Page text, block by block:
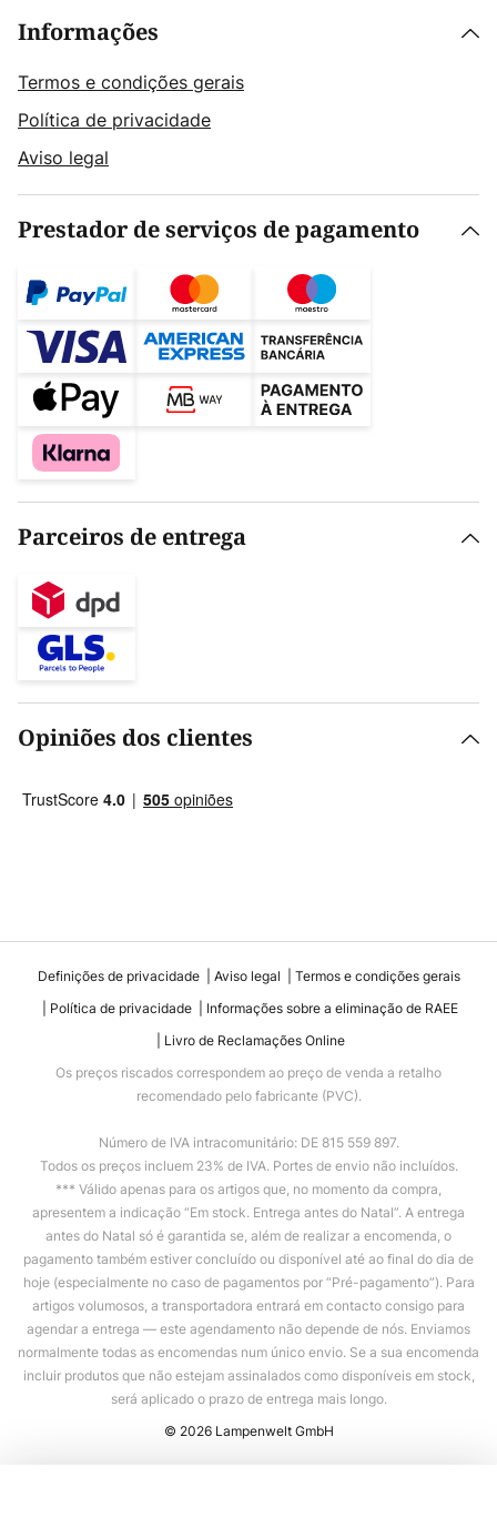
Informações
Termos e condições gerais
Política de privacidade
Aviso legal
Prestador de serviços de pagamento
Parceiros de entrega
Opiniões dos clientes
Definições de privacidade Aviso legal
Termos e condições gerais
Política de privacidade
Informações sobre a eliminação de RAEE
Livro de Reclamações Online
Os preços riscados correspondem ao preço de venda a retalho
recomendado pelo fabricante (PVC).
Número de IVA intracomunitário: DE 815 559 897.
Todos os preços incluem 23% de IVA. Portes de envio não incluídos.
*** Válido apenas para os artigos que, no momento da compra,
apresentem a indicação “Em stock. Entrega antes do Natal”. A entrega
antes do Natal só é garantida se, além de realizar a encomenda, o
pagamento também estiver concluído ou disponível até ao final do dia de
hoje (especialmente no caso de pagamentos por “Pré-pagamento”). Para
artigos volumosos, a transportadora entrará em contacto consigo para
agendar a entrega — este agendamento não depende de nós. Enviamos
normalmente todas as encomendas num único envio. Se a sua encomenda
incluir produtos que não estejam assinalados como disponíveis em stock,
será aplicado o prazo de entrega mais longo.
© 2026 Lampenwelt GmbH